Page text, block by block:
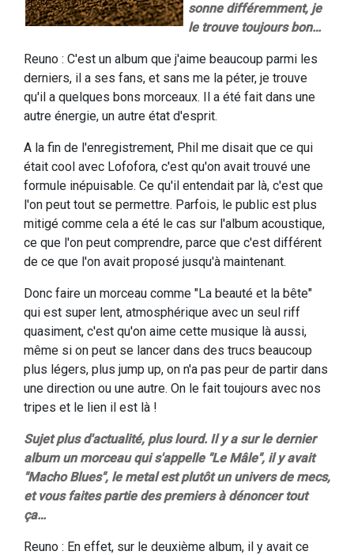
sonne différemment, je
le trouve toujours bon…
Reuno : C'est un album que j'aime beaucoup parmi les
derniers, il a ses fans, et sans me la péter, je trouve
qu'il a quelques bons morceaux. Il a été fait dans une
autre énergie, un autre état d'esprit.
A la fin de l'enregistrement, Phil me disait que ce qui
était cool avec Lofofora, c'est qu'on avait trouvé une
formule inépuisable. Ce qu'il entendait par là, c'est que
l'on peut tout se permettre. Parfois, le public est plus
mitigé comme cela a été le cas sur l'album acoustique,
ce que l'on peut comprendre, parce que c'est différent
de ce que l'on avait proposé jusqu'à maintenant.
Donc faire un morceau comme "La beauté et la bête"
qui est super lent, atmosphérique avec un seul riff
quasiment, c'est qu'on aime cette musique là aussi,
même si on peut se lancer dans des trucs beaucoup
plus légers, plus jump up, on n'a pas peur de partir dans
une direction ou une autre. On le fait toujours avec nos
tripes et le lien il est là !
Sujet plus d'actualité, plus lourd. Il y a sur le dernier
album un morceau qui s'appelle "Le Mâle", il y avait
"Macho Blues", le metal est plutôt un univers de mecs,
et vous faites partie des premiers à dénoncer tout
ça…
Reuno : En effet, sur le deuxième album, il y avait ce